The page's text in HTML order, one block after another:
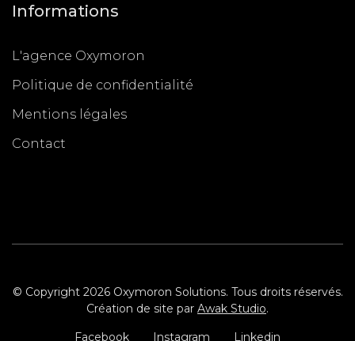
Informations
L'agence Oxymoron
Politique de confidentialité
Mentions légales
Contact
© Copyright 2026 Oxymoron Solutions. Tous droits réservés.
Création de site par Awak Studio.
Facebook
Instagram Linkedin